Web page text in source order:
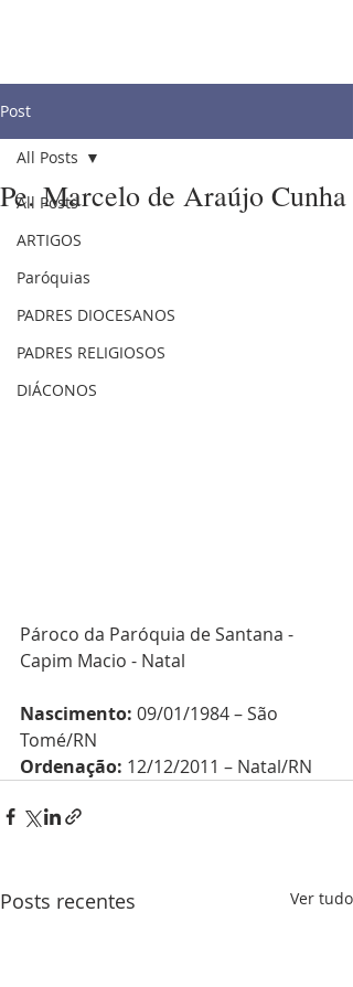
Post
All Posts
ARTIGOS
Paróquias
PADRES DIOCESANOS
PADRES RELIGIOSOS
DIÁCONOS
All Posts
Pe. Marcelo de Araújo Cunha
Pároco da Paróquia de Santana -
Capim Macio - Natal
Nascimento: 09/01/1984 – São
Tomé/RN
Ordenação: 12/12/2011 – Natal/RN
Posts recentes Ver tudo